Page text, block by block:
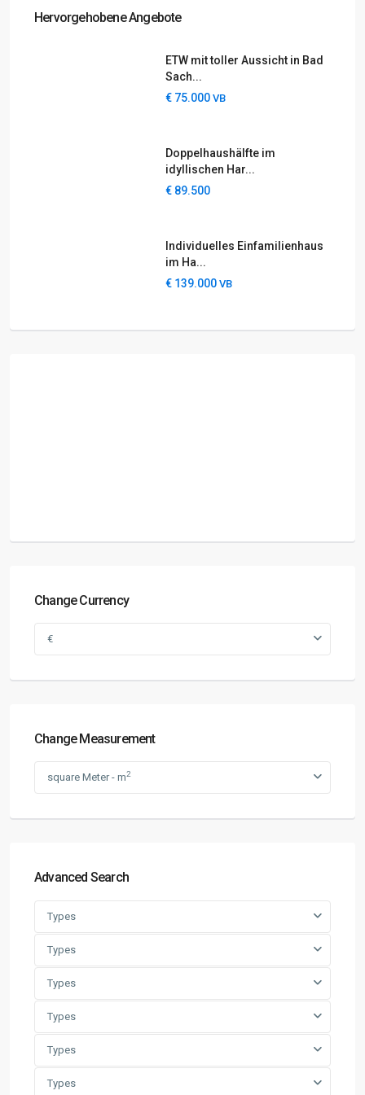
Hervorgehobene Angebote
ETW mit toller Aussicht in Bad
Sach...
€ 75.000VB
Doppelhaushälfte im
idyllischen Har...
€ 89.500
Individuelles Einfamilienhaus
im Ha...
€ 139.000VB
Change Currency
€
Change Measurement
square Meter - m2
Advanced Search
Types
Types
Types
Types
Types
Types